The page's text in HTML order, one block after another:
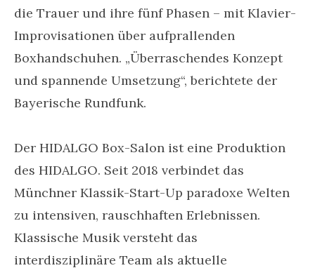
die Trauer und ihre fünf Phasen – mit Klavier-
Improvisationen über aufprallenden
Boxhandschuhen. „Überraschendes Konzept
und spannende Umsetzung“, berichtete der
Bayerische Rundfunk.
Der HIDALGO Box-Salon ist eine Produktion
des HIDALGO. Seit 2018 verbindet das
Münchner Klassik-Start-Up paradoxe Welten
zu intensiven, rauschhaften Erlebnissen.
Klassische Musik versteht das
interdisziplinäre Team als aktuelle